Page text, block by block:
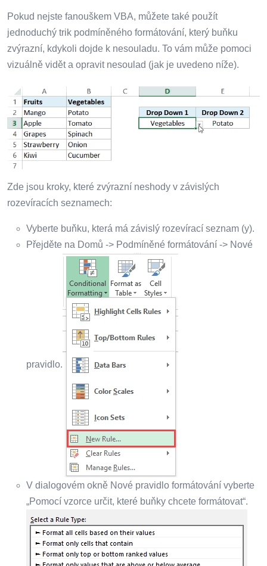
Pokud nejste fanouškem VBA, můžete také použít
jednoduchý trik podmíněného formátování, který buňku
zvýrazní, kdykoli dojde k nesouladu. To vám může pomoci
vizuálně vidět a opravit nesoulad (jak je uvedeno níže).
Zde jsou kroky, které zvýrazní neshody v závislých
rozevíracích seznamech:
Vyberte buňku, která má závislý rozevírací seznam (y).
Přejděte na Domů -> Podmíněné formátování -> Nové
pravidlo.
V dialogovém okně Nové pravidlo formátování vyberte
„Pomocí vzorce určit, které buňky chcete formátovat“.